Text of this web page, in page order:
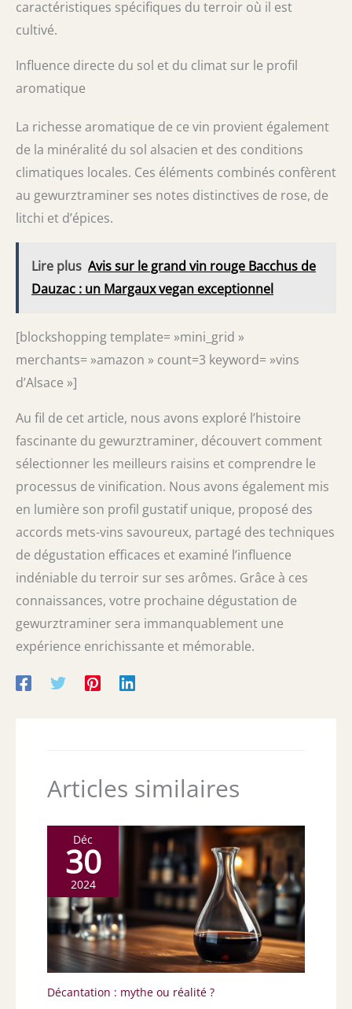
caractéristiques spécifiques du terroir où il est
cultivé.
Influence directe du sol et du climat sur le profil
aromatique
La richesse aromatique de ce vin provient également
de la minéralité du sol alsacien et des conditions
climatiques locales. Ces éléments combinés confèrent
au gewurztraminer ses notes distinctives de rose, de
litchi et d’épices.
Lire plus Avis sur le grand vin rouge Bacchus de
Dauzac : un Margaux vegan exceptionnel
[blockshopping template= »mini_grid »
merchants= »amazon » count=3 keyword= »vins
d’Alsace »]
Au fil de cet article, nous avons exploré l’histoire
fascinante du gewurztraminer, découvert comment
sélectionner les meilleurs raisins et comprendre le
processus de vinification. Nous avons également mis
en lumière son profil gustatif unique, proposé des
accords mets-vins savoureux, partagé des techniques
de dégustation efficaces et examiné l’influence
indéniable du terroir sur ses arômes. Grâce à ces
connaissances, votre prochaine dégustation de
gewurztraminer sera immanquablement une
expérience enrichissante et mémorable.
Articles similaires
Déc
30
2024
Décantation : mythe ou réalité ?